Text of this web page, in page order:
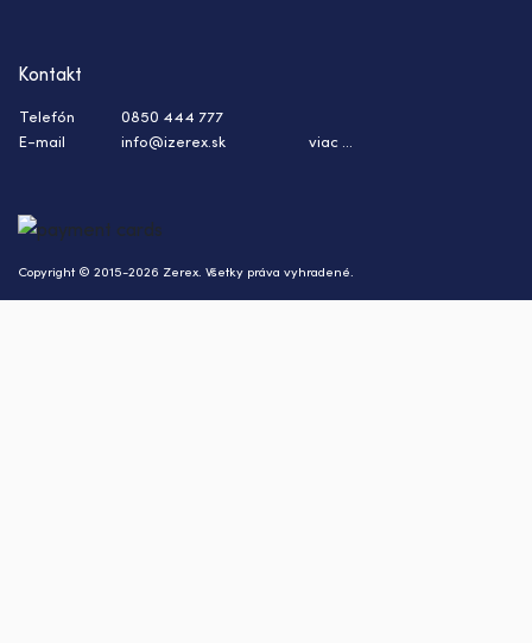
Copyright © 2015-2026 Zerex. Všetky práva vyhradené.
Kontakt
Telefón
0850 444 777
E-mail
info@izerex.sk viac ...